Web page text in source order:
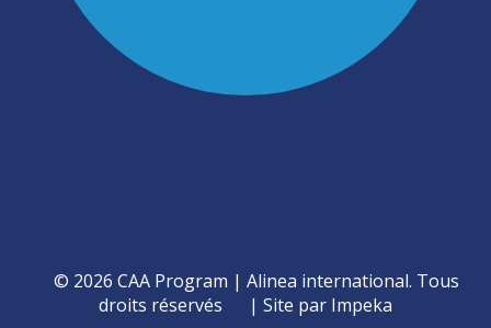
© 2026 CAA Program | Alinea international. Tous
droits réservés
Site par Impeka